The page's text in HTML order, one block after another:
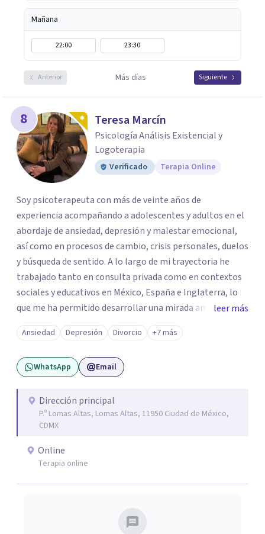
Mañana
22:00 23:30
Anterior Más días Siguiente
8 Teresa Marcín
Psicología Análisis Existencial y
Logoterapia
Verificado Terapia Online
Soy psicoterapeuta con más de veinte años de
experiencia acompañando a adolescentes y adultos en el
abordaje de ansiedad, depresión y malestar emocional,
así como en procesos de cambio, crisis personales, duelos
y búsqueda de sentido. A lo largo de mi trayectoria he
trabajado tanto en consulta privada como en contextos
sociales y educativos en México, España e Inglaterra, lo
que me ha permitido desarrollar una mirada amplia,
sensible y profundamente humana del sufrimiento
psicológico. Trabajo desde un enfoque integral que
combina la Psicología Existencial, la Logoterapia, el
Análisis Conductual y la Terapia Dialéctico Conductual.
a personas que atraviesan ansiedad persistente, estados
depresivos, agotamiento emocional, pensamientos
negativos recurrentes o dificultades para regular sus
emociones, integrando herramientas basadas en
evidencia con una comprensión profunda de la historia y
leer más
Ansiedad Depresión Divorcio +7 más
WhatsApp Email
Dirección principal
P.º Lomas Altas, Lomas Altas, 11950 Ciudad de México,
CDMX
Online
Terapia online